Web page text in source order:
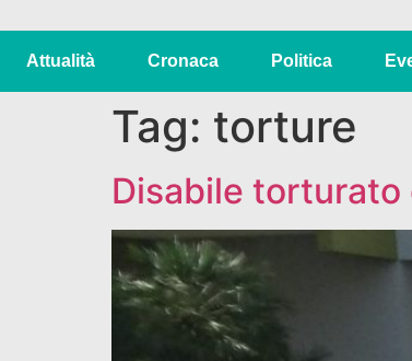
Attualità Cronaca Politica
Tag: torture
Disabile torturato